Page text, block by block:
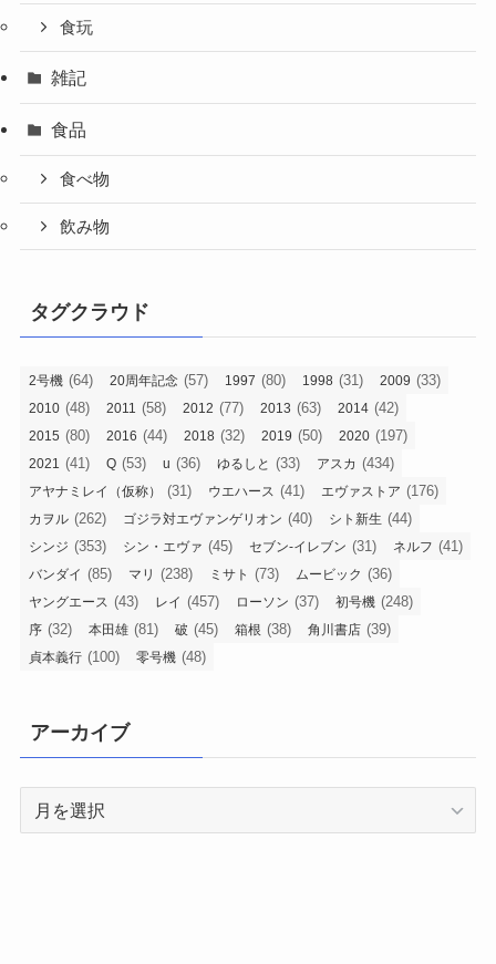
食玩
雑記
食品
食べ物
飲み物
タグクラウド
2号機 (64) 20周年記念 (57) 1997 (80) 1998 (31) 2009 (33)
2010 (48) 2011 (58) 2012 (77) 2013 (63) 2014 (42)
2015 (80) 2016 (44) 2018 (32) 2019 (50) 2020 (197)
2021 (41) Q (53) u (36) ゆるしと (33) アスカ (434)
アヤナミレイ（仮称） (31) ウエハース (41) エヴァストア (176)
カヲル (262) ゴジラ対エヴァンゲリオン (40) シト新生 (44)
シンジ (353) シン・エヴァ (45) セブン-イレブン (31) ネルフ (41)
バンダイ (85) マリ (238) ミサト (73) ムービック (36)
ヤングエース (43) レイ (457) ローソン (37) 初号機 (248)
序 (32) 本田雄 (81) 破 (45) 箱根 (38) 角川書店 (39)
貞本義行 (100) 零号機 (48)
アーカイブ